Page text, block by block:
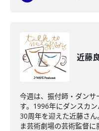
近藤
今週は、振付師・ダンサ
す。1996年にダンスカ
30周年を迎えた近藤さ
ま芸術劇場の芸術監督に